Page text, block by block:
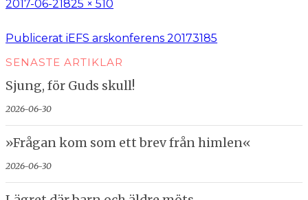
Postat
2017-06-21Full
825 × 510
Inläggsnavigering
Publicerat iEFS arskonferens 20173185
SENASTE ARTIKLAR
Sjung, för Guds skull!
2026-06-30
»Frågan kom som ett brev från himlen«
2026-06-30